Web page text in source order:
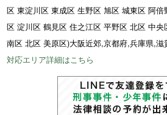
区 東淀川区 東成区 生野区 旭区 城東区 阿
区 淀川区 鶴見区 住之江区 平野区 北区 中
南区 北区 美原区)大阪近郊,京都府,兵庫県,
対応エリア詳細はこちら